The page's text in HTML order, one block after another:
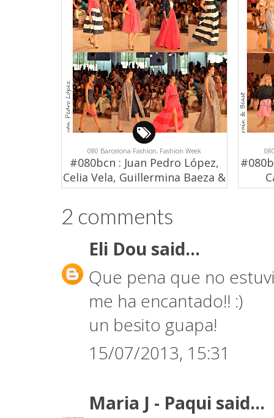
080 Barcelona Fashion, Fashion Week
#080bcn : Juan Pedro López,
Celia Vela, Guillermina Baeza &
Escorpión
2 comments
Eli Dou said...
Que pena que no
me ha encantado!! :)
un besito guapa!
15/07/2013, 15:31
Maria J - Paqui said...